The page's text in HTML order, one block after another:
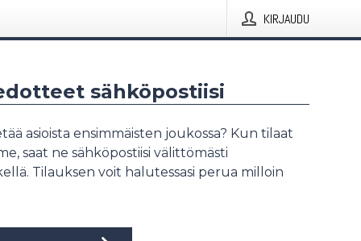
KIRJAUDU
sähköpostiisi
asioista ensimmäisten joukossa? Kun tilaat
saat ne sähköpostiisi välittömästi
Tilauksen voit halutessasi perua milloin